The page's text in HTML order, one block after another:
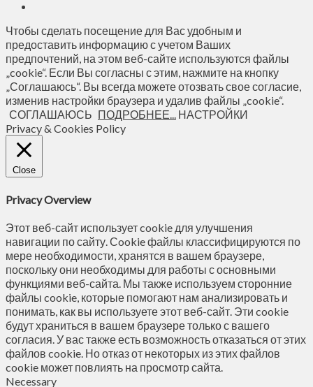
Чтобы сделать посещение для Вас удобным и
предоставить информацию с учетом Ваших
предпочтений, на этом веб-сайте используются файлы
„cookie“. Если Вы согласны с этим, нажмите на кнопку
„Соглашаюсь“. Вы всегда можете отозвать свое согласие,
изменив настройки браузера и удалив файлы „cookie“.
СОГЛАШАЮСЬ ПОДРОБНЕЕ... НАСТРОЙКИ
Privacy & Cookies Policy
Close
Privacy Overview
Этот веб-сайт использует cookie для улучшения
навигации по сайту. Сookie файлы классифицируются по
мере необходимости, хранятся в вашем браузере,
поскольку они необходимы для работы с основными
функциями веб-сайта. Мы также используем сторонние
файлы cookie, которые помогают нам анализировать и
понимать, как вы используете этот веб-сайт. Эти cookie
будут храниться в вашем браузере только с вашего
согласия. У вас также есть возможность отказаться от этих
файлов cookie. Но отказ от некоторых из этих файлов
cookie может повлиять на просмотр сайта.
Necessary